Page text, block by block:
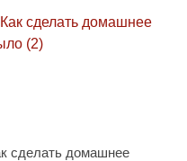
сделать домашнее